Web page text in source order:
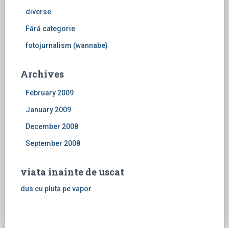
diverse
Fără categorie
fotojurnalism (wannabe)
Archives
February 2009
January 2009
December 2008
September 2008
viata inainte de uscat
dus cu pluta pe vapor